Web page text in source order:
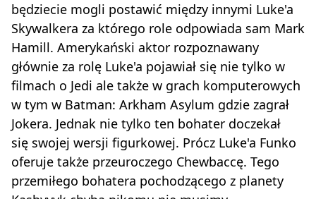
będziecie mogli postawić między innymi Luke'a
Skywalkera za którego role odpowiada sam Mark
Hamill. Amerykański aktor rozpoznawany
głównie za rolę Luke'a pojawiał się nie tylko w
filmach o Jedi ale także w grach komputerowych
w tym w Batman: Arkham Asylum gdzie zagrał
Jokera. Jednak nie tylko ten bohater doczekał
się swojej wersji figurkowej. Prócz Luke'a Funko
oferuje także przeuroczego Chewbaccę. Tego
przemiłego bohatera pochodzącego z planety